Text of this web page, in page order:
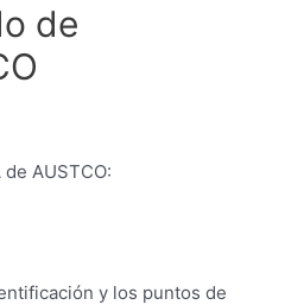
de
AUSTCO:
y los puntos de